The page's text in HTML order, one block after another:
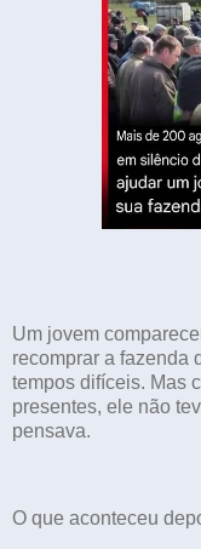
Um jovem
recomprar a fazenda
tempos difíceis. Mas
presentes, ele não
pensava.
O que aconteceu